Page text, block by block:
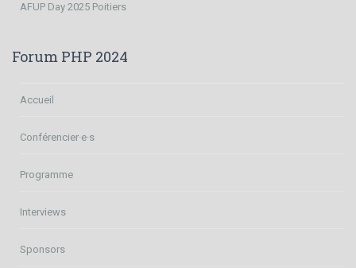
AFUP Day 2025 Poitiers
Forum PHP 2024
Accueil
Conférencier·e·s
Programme
Interviews
Sponsors